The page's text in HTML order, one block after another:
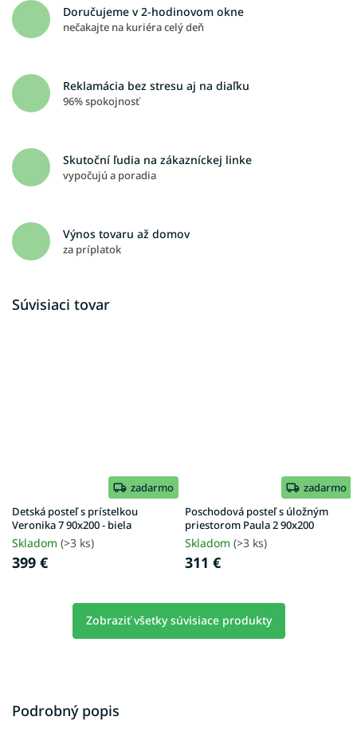
Doručujeme v 2-hodinovom okne
nečakajte na kuriéra celý deň
Reklamácia bez stresu aj na diaľku
96% spokojnosť
Skutoční ľudia na zákazníckej linke
vypočujú a poradia
Výnos tovaru až domov
za príplatok
Súvisiaci tovar
zadarmo
Detská posteľ s prístelkou
Veronika 7 90x200 - biela
Skladom (>3 ks)
399 €
zadarmo
Poschodová posteľ s úložným
priestorom Paula 2 90x200
Skladom (>3 ks)
311 €
Zobraziť všetky súvisiace produkty
Podrobný popis